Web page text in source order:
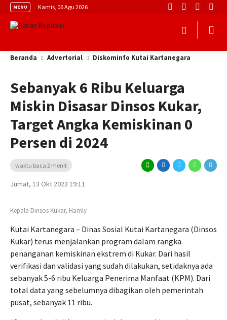
MENU Kamis, 06 Agu 2026
Beranda Advertorial Diskominfo Kutai Kartanegara
Sebanyak 6 Ribu Keluarga
Miskin Disasar Dinsos Kukar,
Target Angka Kemiskinan 0
Persen di 2024
waktu baca 2 menit
Jumat, 13 Okt 2023 19:11
Kepala Dinsos Kukar, Hamly
Kutai Kartanegara – Dinas Sosial Kutai Kartanegara (Dinsos
Kukar) terus menjalankan program dalam rangka
penanganan kemiskinan ekstrem di Kukar. Dari hasil
verifikasi dan validasi yang sudah dilakukan, setidaknya ada
sebanyak 5-6 ribu Keluarga Penerima Manfaat (KPM). Dari
total data yang sebelumnya dibagikan oleh pemerintah
pusat, sebanyak 11 ribu.